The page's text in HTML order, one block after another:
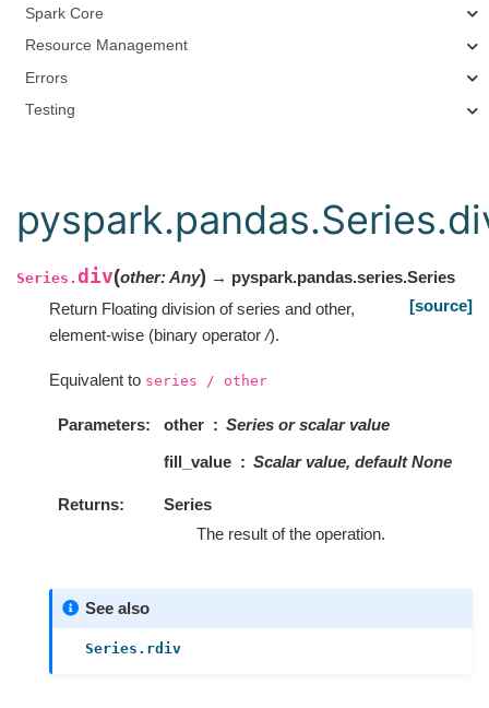
Spark Core
Resource Management
Errors
Testing
Series. div(other:Any) → pyspark.pandas.series.Series
[source]
Return Floating division of series and other,
element-wise (binary operator/).
Equivalent to series / other
Parameters other
Series or scalar value
fill_value
Scalar value, default None
Returns
Series
The result of the operation.
See also
Series.rdiv